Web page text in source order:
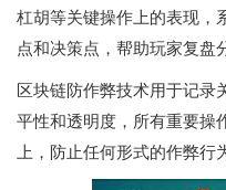
杠胡等关键操作上的表现，
点和决策点，帮助玩家复盘
区块链防作弊技术用于记录
平性和透明度，所有重要操
上，防止任何形式的作弊行